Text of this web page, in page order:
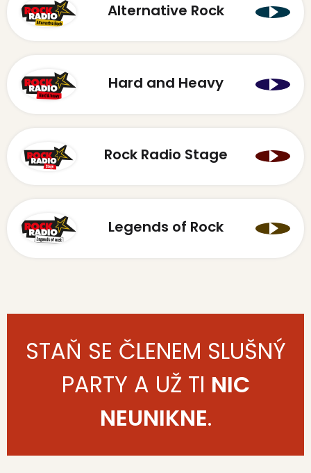
Alternative Rock
Hard and Heavy
Rock Radio Stage
Legends of Rock
STAŇ SE ČLENEM SLUŠNÝ
PARTY A UŽ TI NIC
NEUNIKNE.